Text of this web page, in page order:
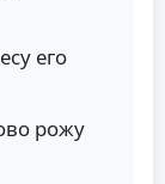
его
рожу